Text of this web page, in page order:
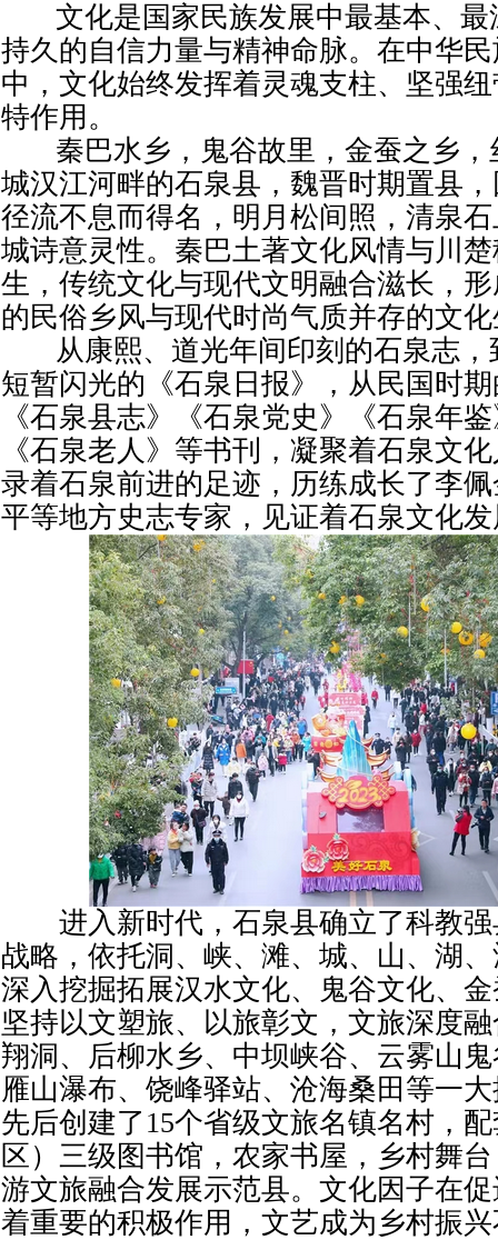
文化是国家民族发展中最基本、最
持久的自信力量与精神命脉。在中华
中，文化始终发挥着灵魂支柱、坚强
特作用。
秦巴水乡，鬼谷故里，金蚕之乡，
城汉江河畔的石泉县，魏晋时期置县
径流不息而得名，明月松间照，清泉
城诗意灵性。秦巴土著文化风情与川
生，传统文化与现代文明融合滋长，
的民俗乡风与现代时尚气质并存的文
从康熙、道光年间印刻的石泉志，
短暂闪光的《石泉日报》，从民国时
《石泉县志》《石泉党史》《石泉年
《石泉老人》等书刊，凝聚着石泉文
录着石泉前进的足迹，历练成长了李
平等地方史志专家，见证着石泉文化
进入新时代，石泉县确立了科教强
战略，依托洞、峡、滩、城、山、湖
深入挖掘拓展汉水文化、鬼谷文化、
坚持以文塑旅、以旅彰文，文旅深度
翔洞、后柳水乡、中坝峡谷、云雾山
雁山瀑布、饶峰驿站、沧海桑田等一
先后创建了15个省级文旅名镇名村，
区）三级图书馆，农家书屋，乡村舞
游文旅融合发展示范县。文化因子在
着重要的积极作用，文艺成为乡村振